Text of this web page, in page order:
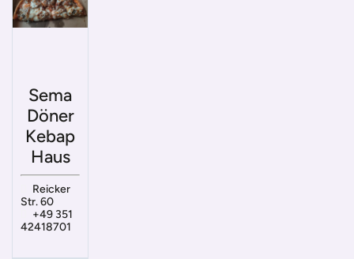
Sema
Döner
Kebap
Haus
Reicker
Str. 60
+49 351
42418701